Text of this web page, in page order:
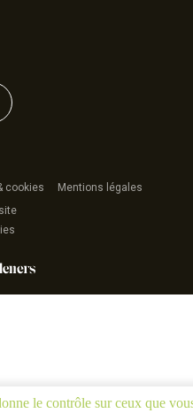
cookies
Mentions légales
le contrôle sur ceux que